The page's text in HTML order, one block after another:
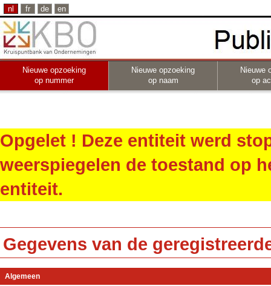
nl fr de en
Nieuwe opzoeking
op nummer
Nieuwe opzoeking
op naam
Nieuwe
op
Opgelet ! Deze entiteit werd
weerspiegelen de toestand op
entiteit.
Gegevens van de
Algemeen